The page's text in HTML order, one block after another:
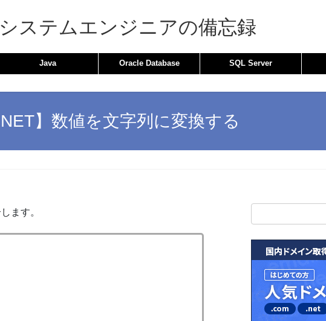
ステムエンジニアの備忘録
Java Oracle Database SQL Server
】数値を文字列に変換する
ます。